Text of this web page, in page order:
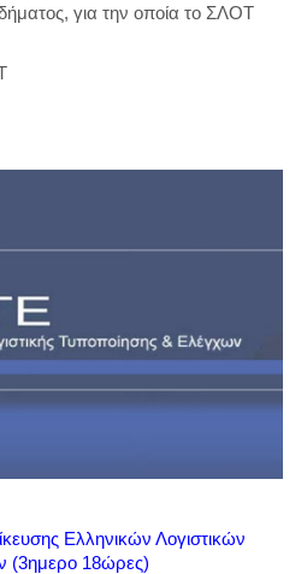
για την οποία το ΣΛΟΤ
Ελληνικών Λογιστικών
(3ημερο 18ώρες)